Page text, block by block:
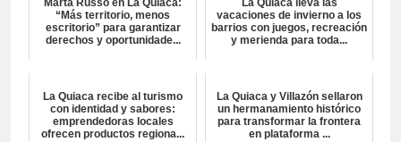
Marta Russo en La Quiaca:
“Más territorio, menos
escritorio” para garantizar
derechos y oportunidade...
La Quiaca lleva las
vacaciones de invierno a los
barrios con juegos, recreación
y merienda para toda...
La Quiaca recibe al turismo
con identidad y sabores:
emprendedoras locales
ofrecen productos regiona...
La Quiaca y Villazón sellaron
un hermanamiento histórico
para transformar la frontera
en plataforma ...